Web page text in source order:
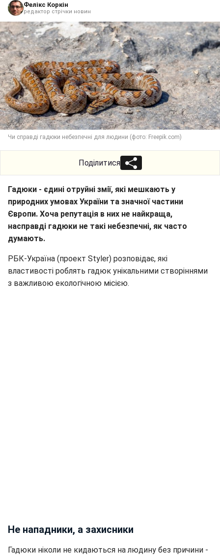
Фелікс Коркін
редактор стрічки новин
Чи справді гадюки небезпечні для людини (фото: Freepik.com)
Поділитися
Гадюки - єдині отруйні змії, які мешкають у
природних умовах України та значної частини
Європи. Хоча репутація в них не найкраща,
насправді гадюки не такі небезпечні, як часто
думають.
РБК-Україна (проект Styler) розповідає, які
властивості роблять гадюк унікальними створіннями
з важливою екологічною місією.
Не нападники, а захисники
Гадюки ніколи не кидаються на людину без причини -